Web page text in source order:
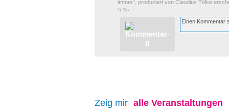
immer“, produziert von Claudius Tölke
*/ ?>
Zeig mir alle Veranstaltungen